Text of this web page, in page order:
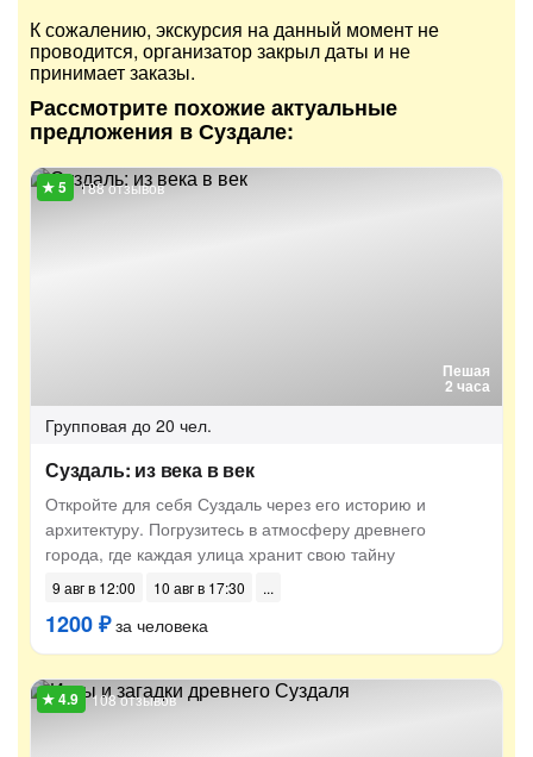
К сожалению, экскурсия на данный момент не
проводится, организатор закрыл даты и не
принимает заказы.
Рассмотрите похожие актуальные
предложения в Суздале:
Пешая
2 часа
188 отзывов
Групповая до 20 чел.
Суздаль: из века в век
Откройте для себя Суздаль через его историю и
архитектуру. Погрузитесь в атмосферу древнего
города, где каждая улица хранит свою тайну
9 авг в 12:00 10 авг в 17:30
1200 ₽за человека
108 отзывов